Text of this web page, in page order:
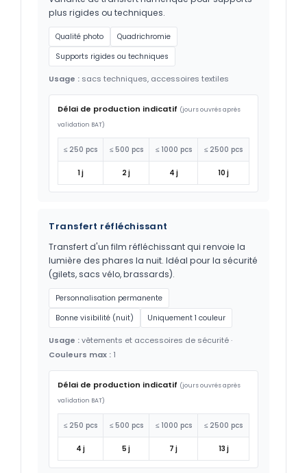
plus rigides ou techniques.
Qualité photo
Quadrichromie
Supports rigides ou techniques
Usage : sacs techniques, accessoires textiles
Délai de production indicatif (jours ouvrés après
validation BAT)
≤ 250 pcs ≤ 500 pcs ≤ 1000 pcs ≤ 2500 pcs
1 j 2 j 4 j 10 j
Transfert réfléchissant
Transfert d'un film réfléchissant qui renvoie la
lumière des phares la nuit. Idéal pour la sécurité
(gilets, sacs vélo, brassards).
Personnalisation permanente
Bonne visibilité (nuit)
Uniquement 1 couleur
Usage :vêtements et accessoires de sécurité ·
Couleurs max : 1
Délai de production indicatif (jours ouvrés après
validation BAT)
≤ 250 pcs ≤ 500 pcs ≤ 1000 pcs ≤ 2500 pcs
4 j 5 j 7 j 13 j